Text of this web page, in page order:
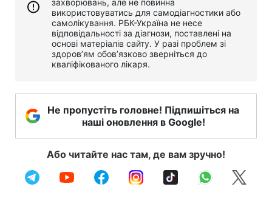
захворювань, але не повинна
використовуватись для самодіагностики або
самолікування. РБК-Україна не несе
відповідальності за діагнози, поставлені на
основі матеріалів сайту. У разі проблем зі
здоров’ям обов’язково зверніться до
кваліфікованого лікаря.
Не пропустіть головне! Підпишіться на
наші оновлення в Google!
Або читайте нас там, де вам зручно!